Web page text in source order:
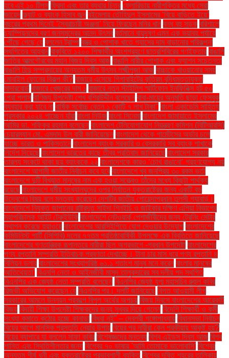
হবে এই ১০ টিপস ফ্রিদা এবং তার ব্যথার চিত্র ফ্লোরিডায় নারীশক্তির মধ্যে সেরা
জায়েদ ফ্ল্যাট ও ব্যাংক হিসাব জব্দ বইমেলায় তৌহিদুল ইসলামের ‘বিয়ে বাড়িতে ইয়ে’
বছরের প্রথম দিনেই ‘স্বৈরাচারী অঞ্জনা’ নিয়ে ফিরছেন মনির খান বন্ধ বহু সড়ক বরিশালে
চ্যাম্পিয়নদের বরণ জনসমুদ্রের আনন্দ উৎসব বর্তমানে বায়ুদূষণ এমন এক ভয়াবহ পর্যায়ে
পৌঁছে গেছে যে বললেন ট্রাম্প বস্ত্র ও পোশাক খাতে গ্যাসের দাম বাড়ানোর পরিকল্পনা
স্থগিতের আহ্বান বাকৃবিতে ১২০০ শিক্ষার্থীর অংশগ্রহণে ছাত্রশিবিরের গণইফতার বাঙালি
জাতির আত্মগৌরবের মহান বিজয় দিবস আজ বাঙালি নারীর পোশাক এবং ফ্যাশন সচেতনতা
বাঙালি হিন্দু সম্প্রদায়ের অন্যতম ধর্মীয় উৎসব লক্ষ্মীপূজা আজ বাচ্চাকে খাওয়ানোর সময়
মোবাইল ফোনের বিকল্প কী? বাজারে এসেছে গিগাবাইটের কৃত্রিম বুদ্ধিমত্তাযুক্ত
মাদারবোর্ড বাজারে খেজুরের দাম ১ বাজারে নতুন স্টাইলিশ স্মার্টফোন ইনফিনিক্স হট ৫০
প্রো প্লাস বাণিজ্য উপদেষ্টা শেখ বশিরউদ্দীন বলেছেন বাবা-মায়ের অনুমতি ছাড়া ফেসবুক
ব্যবহার করা যাবে না বার্ষিক সর্বোচ্চ বেতন ১ কোটি ৭ লাখ টাকা" বাংলা একাডেমি সাহিত্য
পুরস্কার ২০২৪ পাচ্ছেন যাঁরা বাংলা নিউজ বাংলা সিনেমা বাংলাদেশ জামায়াতে ইসলামের
আমির ডা. শফিকুর রহমান বলেছেন বাংলাদেশ টেলিযোগাযোগ নিয়ন্ত্রণ কমিশন (বিটিআরসি)
চেয়ারম্যান মো. এমদাদ উল বারী জানিয়েছেন বাংলাদেশ থেকে গার্মেন্টসের অর্ডার চলে
যাচ্ছে ভারত ও পাকিস্তানে বাংলাদেশ ব্যাংক সরকারি ও বেসরকারি সব ব্যাংক শাখাকে
নির্দেশ দিয়েছে বাংলাদেশ ভারতের কাছে তীব্র প্রতিবাদ জানিয়েছে বাংলাদেশ সরকার
তারল্য সংকটে থাকা ছয় ব্যাংককে ২২ বাংলাদেশকে কারও ‘চোখ রাঙানো’ গ্রহণযোগ্য নয়
বাংলাদেশে আগামী জাতীয় নির্বাচন কবে হবে বাংলাদেশে খুব জনপ্রিয় ৩০ রকম ভর্তা
বাংলাদেশে দুটি বিখ্যাত মানুষের নাম এক হওয়া সত্ত্বেও তাঁদের মধ্যে কিছুটা পার্থক্য
রয়েছে বাংলাদেশে ধর্মীয় সংখ্যালঘুদের ওপর নির্যাতন যুক্তরাষ্ট্রের জন্য একটি বড়
উদ্বেগের বিষয় বলে মন্তব্য করেছেন দেশটির জাতীয় গোয়েন্দাপ্রধান তুলসী গ্যাবার্ড।
বাংলাদেশে নিযুক্ত জাপানের রাষ্ট্রদূত সাইদা শিনইচি ও জাইকার দক্ষিণ এশিয়া বিভাগের
মহাপরিচালক আইট টেরুইউকি বাংলাদেশে নেটওয়ার্ক পেশাজীবীদের জন্য ট্রেনিং সেন্টার
স্থাপন করেছে হুয়াওয়ে বাংলাদেশের আরসিইপিতে যোগ দেওয়ার উদ্যোগ বাংলাদেশের
কমিউনিস্ট পার্টি (সিপিবি) দলের ৭৭তম প্রতিষ্ঠাবার্ষিকী উপলক্ষে এক বিবৃতিতে জানিয়েছে
বাংলাদেশের গণতান্ত্রিক রূপান্তরে নারীরা ছিল অগ্রভাগে -প্রধান উপদেষ্টা বাংলাদেশের
পণ্য রপ্তানি সম্প্রতি ইতিবাচক প্রবণতা দেখাচ্ছে। টানা চার মাস ধরে পণ্য রপ্তানি ৪
বিলিয়ন ডলার বাংলাদেশের সংখ্যাগরিষ্ঠ ৬১.১ শতাংশ মানুষ মনে করেন বাংলার মানুষের
আতিথেয়তা' বিএনপি নেতা ও আইনজীবী মাসুদ তালুকদারের সব দলীয় পদ স্থগিত
বিএনপির এক জ্যেষ্ঠ নেতা সম্প্রতি বলেছেন বিএনপির জ্যেষ্ঠ যুগ্ম মহাসচিব রুহুল কবির
রিজভী অভিযোগ করেছেন যে বিএনপির পর। দলটি জানিয়েছে বিগত আওয়ামী লীগ
সরকারের আমলে উন্নয়ন প্রকল্পে বিপুল অর্থের অপচয় বিজয় দিবসে বাংলাদেশের আরেকটি
বিজয় বিদায়ী শিক্ষা উপদেষ্টা শিক্ষকদের জন্য সুখবর দিয়ে গেলেন বিদেশি শিক্ষার্থী ও কর্মী
সংখ্যা কমাতে কঠোর হচ্ছে কানাডা বিধবা নই” – দেবশ্রী গঙ্গোপাধ্যায় বিধানসভা নির্বাচন
বিয়ের আগে মানসিক প্রস্তুতি নেয়ার উপায় বিয়ের পর নারীরা কেন পরকীয়ায় আকৃষ্ট হয়?
বিয়ের ব্যাপারে যা বললেন সাফা কবির বিশেষজ্ঞদের মন্তব্য বিশ্ব এইডস দিবস আজ বিশ্ব
শান্তি এবং স্থিতিশীলতার জন্য বিশ্বের ৭০ ভাষায় 'আমি তোমাকে ভালোবাসি' বিশ্বের
অন্যতম শীর্ষ ধনী এবং যুক্তরাষ্ট্রের প্রভাবশালী ব্যক্তি বিশ্বের দূষিত শহরের তালিকায়